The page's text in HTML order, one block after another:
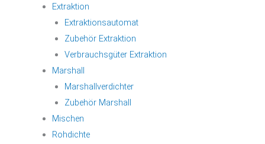
Extraktion
Extraktionsautomat
Zubehör Extraktion
Verbrauchsgüter Extraktion
Marshall
Marshallverdichter
Zubehör Marshall
Mischen
Rohdichte